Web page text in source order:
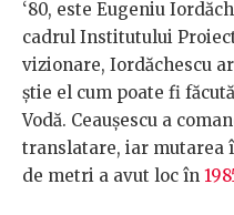
‘80, este Eugeniu
cadrul Institutului
vizionare, Iordăchescu
știe el cum poate fi
Vodă. Ceaușescu a
translatare, iar mutarea
de metri a avut loc în